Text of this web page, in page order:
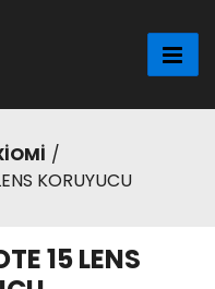
KORUYUCU
15 LENS